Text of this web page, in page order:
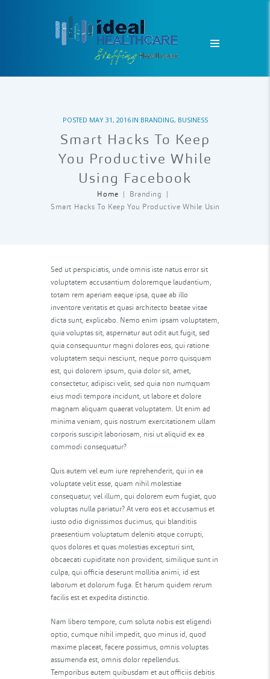
POSTED MAY 31, 2016 IN BRANDING, BUSINESS
Smart Hacks To Keep
You Productive While
Using Facebook
Home
Branding
Smart Hacks To Keep You Productive While Using...
Sed ut perspiciatis, unde omnis iste natus error sit
voluptatem accusantium doloremque laudantium,
totam rem aperiam eaque ipsa, quae ab illo
inventore veritatis et quasi architecto beatae vitae
dicta sunt, explicabo. Nemo enim ipsam voluptatem,
quia voluptas sit, aspernatur aut odit aut fugit, sed
quia consequuntur magni dolores eos, qui ratione
voluptatem sequi nesciunt, neque porro quisquam
est, qui dolorem ipsum, quia dolor sit, amet,
consectetur, adipisci velit, sed quia non numquam
eius modi tempora incidunt, ut labore et dolore
magnam aliquam quaerat voluptatem. Ut enim ad
minima veniam, quis nostrum exercitationem ullam
corporis suscipit laboriosam, nisi ut aliquid ex ea
commodi consequatur?
Quis autem vel eum iure reprehenderit, qui in ea
voluptate velit esse, quam nihil molestiae
consequatur, vel illum, qui dolorem eum fugiat, quo
voluptas nulla pariatur? At vero eos et accusamus et
iusto odio dignissimos ducimus, qui blanditiis
praesentium voluptatum deleniti atque corrupti,
quos dolores et quas molestias excepturi sint,
obcaecati cupiditate non provident, similique sunt in
culpa, qui officia deserunt mollitia animi, id est
laborum et dolorum fuga. Et harum quidem rerum
facilis est et expedita distinctio.
Nam libero tempore, cum soluta nobis est eligendi
optio, cumque nihil impedit, quo minus id, quod
maxime placeat, facere possimus, omnis voluptas
assumenda est, omnis dolor repellendus.
Temporibus autem quibusdam et aut officiis debitis